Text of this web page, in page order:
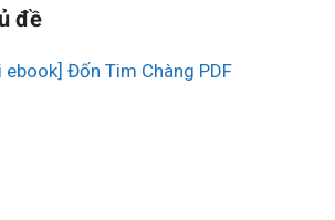
đề
ebook] Đốn Tim Chàng PDF